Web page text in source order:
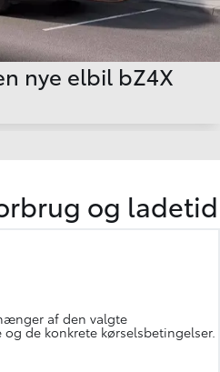
nye elbil bZ4X
og ladetid
af den valgte
de konkrete kørselsbetingelser.